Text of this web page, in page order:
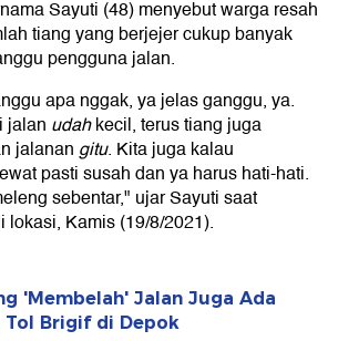
Sayuti (48) menyebut warga resah
tiang yang berjejer cukup banyak
pengguna jalan.
apa nggak, ya jelas ganggu, ya.
jalan udahkecil, terus tiang juga
jalanangitu. Kita juga kalau
pasti susah dan ya harus hati-hati.
sebentar," ujar Sayuti saat
lokasi, Kamis (19/8/2021).
'Membelah' Jalan Juga Ada
Tol Brigif di Depok